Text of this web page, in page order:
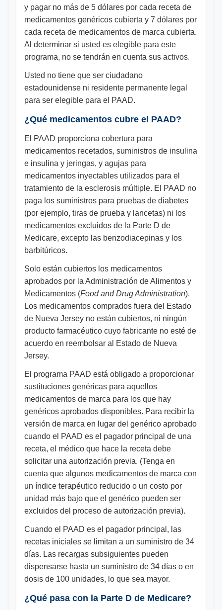
y pagar no más de 5 dólares por cada receta de
medicamentos genéricos cubierta y 7 dólares por
cada receta de medicamentos de marca cubierta.
Al determinar si usted es elegible para este
programa, no se tendrán en cuenta sus activos.
Usted no tiene que ser ciudadano
estadounidense ni residente permanente legal
para ser elegible para el PAAD.
¿Qué medicamentos cubre el PAAD?
El PAAD proporciona cobertura para
medicamentos recetados, suministros de insulina
e insulina y jeringas, y agujas para
medicamentos inyectables utilizados para el
tratamiento de la esclerosis múltiple. El PAAD no
paga los suministros para pruebas de diabetes
(por ejemplo, tiras de prueba y lancetas) ni los
medicamentos excluidos de la Parte D de
Medicare, excepto las benzodiacepinas y los
barbitúricos.
Solo están cubiertos los medicamentos
aprobados por la Administración de Alimentos y
Medicamentos (Food and Drug Administration).
Los medicamentos comprados fuera del Estado
de Nueva Jersey no están cubiertos, ni ningún
producto farmacéutico cuyo fabricante no esté de
acuerdo en reembolsar al Estado de Nueva
Jersey.
El programa PAAD está obligado a proporcionar
sustituciones genéricas para aquellos
medicamentos de marca para los que hay
genéricos aprobados disponibles. Para recibir la
versión de marca en lugar del genérico aprobado
cuando el PAAD es el pagador principal de una
receta, el médico que hace la receta debe
solicitar una autorización previa. (Tenga en
cuenta que algunos medicamentos de marca con
un índice terapéutico reducido o un costo por
unidad más bajo que el genérico pueden ser
excluidos del proceso de autorización previa).
Cuando el PAAD es el pagador principal, las
recetas iniciales se limitan a un suministro de 34
días. Las recargas subsiguientes pueden
dispensarse hasta un suministro de 34 días o en
dosis de 100 unidades, lo que sea mayor.
¿Qué pasa con la Parte D de Medicare?